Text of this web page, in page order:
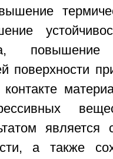
повышение
поверхности
контакте
является
а также